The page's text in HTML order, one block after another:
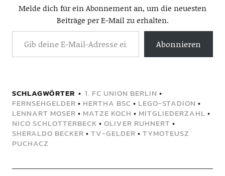
Melde dich für ein Abonnement an, um die neuesten
Beiträge per E-Mail zu erhalten.
Abonnieren
SCHLAGWÖRTER 1. FC UNION BERLIN •
FERNSEHGELDER • HERTHA BSC • LEGO-STADION •
LENNART MOSER • MATZE KOCH • MITGLIEDERZAHL •
NICO SCHLOTTERBECK • OLIVER RUHNERT •
SHERALDO BECKER • TV-GELDER • TYMOTEUSZ
PUCHACZ